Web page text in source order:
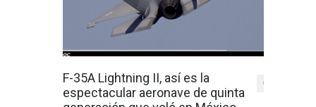
F-35A Lightning II, así es la
espectacular aeronave de quinta
0